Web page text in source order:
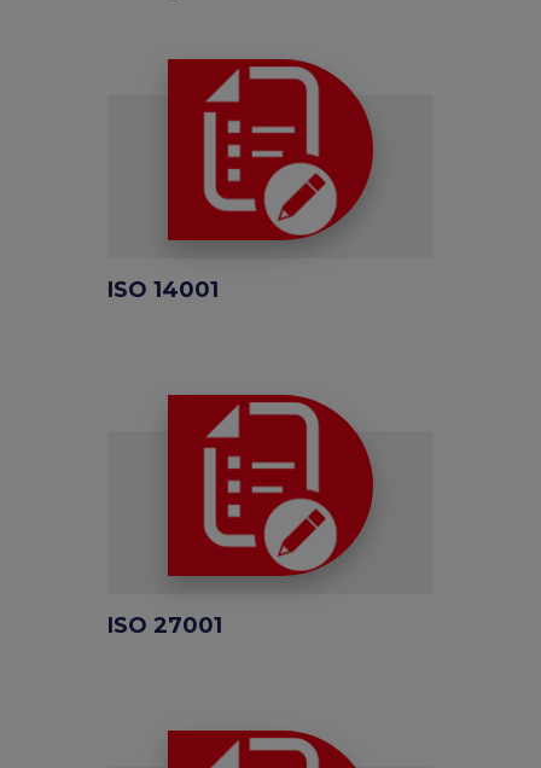
ISO 14001
ISO 27001